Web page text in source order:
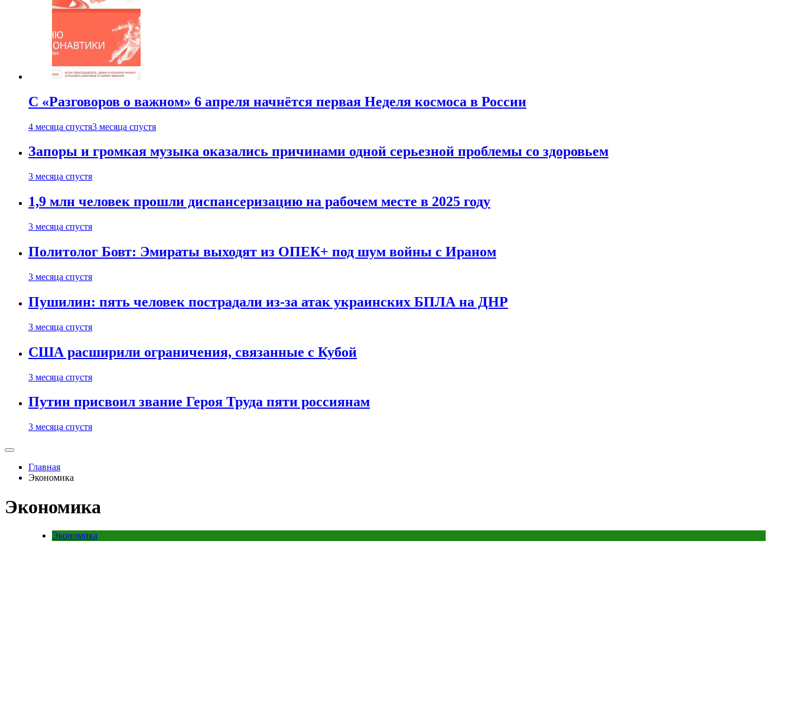
С «Разговоров о важном» 6 апреля начнётся первая Неделя космоса в России
4 месяца спустя3 месяца спустя
Запоры и громкая музыка оказались причинами одной серьезной проблемы со здоровьем
3 месяца спустя
1,9 млн человек прошли диспансеризацию на рабочем месте в 2025 году
3 месяца спустя
Политолог Бовт: Эмираты выходят из ОПЕК+ под шум войны с Ираном
3 месяца спустя
Пушилин: пять человек пострадали из-за атак украинских БПЛА на ДНР
3 месяца спустя
США расширили ограничения, связанные с Кубой
3 месяца спустя
Путин присвоил звание Героя Труда пяти россиянам
3 месяца спустя
Главная
Экономика
Экономика
Экономика